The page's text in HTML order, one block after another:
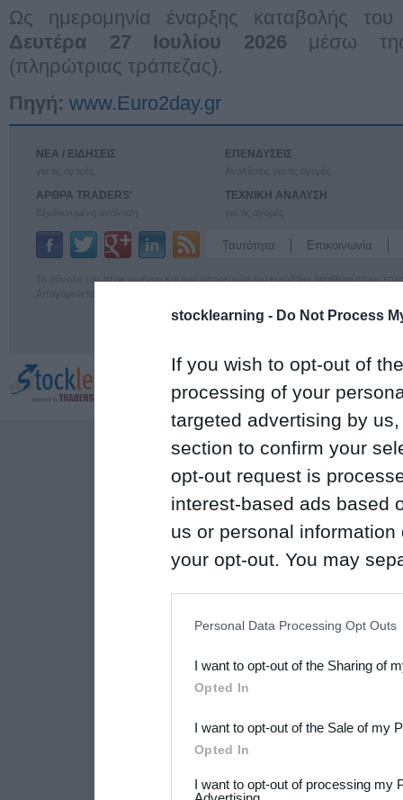
stocklearning - Do Not Process
If you wish to opt-out of
processing of your
targeted advertising by
section to confirm your
opt-out request is
interest-based ads based
us or personal
your opt-out. You may
Downstream Participants
third parties.
Please note that this
Personal Data Processing Opt Outs
I want to opt-out of the Sharing of
Opted In
I want to opt-out of the Sale of my
Opted In
I want to opt-out of processing my
Ως ημερομηνία έναρξης καταβολής του
Δευτέρα 27 Ιουλίου 2026 μέσω της
(πληρώτριας τράπεζας).
Πηγή: www.Euro2day.gr
ΝΕΑ / ΕΙΔΗΣΕΙΣ
ΑΡΘΡΑ TRADERS'
ΕΠΕΝΔΥΣΕΙΣ
ΤΕΧΝΙΚΗ ΑΝΑΛΥΣΗ
Ταυτότητα Επικοινωνία